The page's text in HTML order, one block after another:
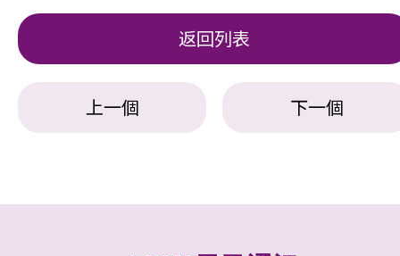
返回列表
上一個 下一個